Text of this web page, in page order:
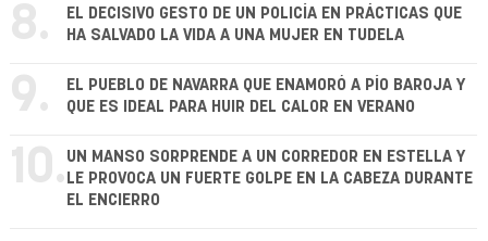
8.
EL DECISIVO GESTO DE UN POLICÍA EN PRÁCTICAS QUE
HA SALVADO LA VIDA A UNA MUJER EN TUDELA
9.
EL PUEBLO DE NAVARRA QUE ENAMORÓ A PÍO BAROJA Y
QUE ES IDEAL PARA HUIR DEL CALOR EN VERANO
10. UN MANSO SORPRENDE A UN CORREDOR EN ESTELLA Y
LE PROVOCA UN FUERTE GOLPE EN LA CABEZA DURANTE
EL ENCIERRO